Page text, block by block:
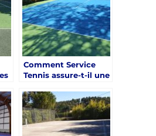
Comment Service
Tennis assure-t-il une
les courts de tennis à
Mougins ?